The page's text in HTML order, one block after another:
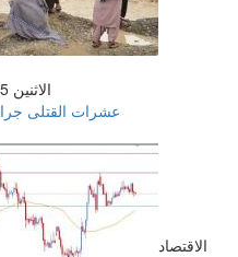
الاثنين 15 أبريل 2024 01:13 صباحاً
عشرات القتلى
الاقتصاد